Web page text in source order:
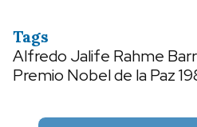
Tags
Alfredo Jalife Rahme
Premio Nobel de la Paz